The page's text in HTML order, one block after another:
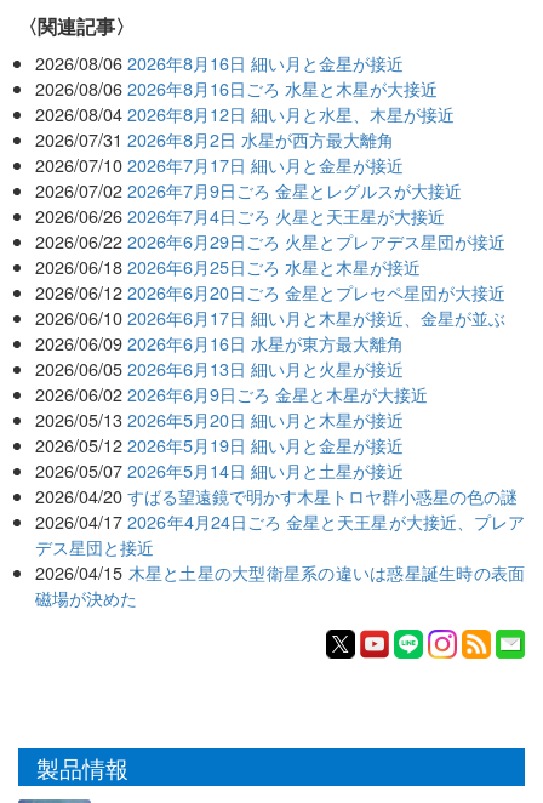
関連記事
2026/08/06 2026年8月16日 細い月と金星が接近
2026/08/06 2026年8月16日ごろ 水星と木星が大接近
2026/08/04 2026年8月12日 細い月と水星、木星が接近
2026/07/31 2026年8月2日 水星が西方最大離角
2026/07/10 2026年7月17日 細い月と金星が接近
2026/07/02 2026年7月9日ごろ 金星とレグルスが大接近
2026/06/26 2026年7月4日ごろ 火星と天王星が大接近
2026/06/22 2026年6月29日ごろ 火星とプレアデス星団が接近
2026/06/18 2026年6月25日ごろ 水星と木星が接近
2026/06/12 2026年6月20日ごろ 金星とプレセペ星団が大接近
2026/06/10 2026年6月17日 細い月と木星が接近、金星が並ぶ
2026/06/09 2026年6月16日 水星が東方最大離角
2026/06/05 2026年6月13日 細い月と火星が接近
2026/06/02 2026年6月9日ごろ 金星と木星が大接近
2026/05/13 2026年5月20日 細い月と木星が接近
2026/05/12 2026年5月19日 細い月と金星が接近
2026/05/07 2026年5月14日 細い月と土星が接近
2026/04/20 すばる望遠鏡で明かす木星トロヤ群小惑星の色の謎
2026/04/17 2026年4月24日ごろ 金星と天王星が大接近、プレア
デス星団と接近
2026/04/15 木星と土星の大型衛星系の違いは惑星誕生時の表面
磁場が決めた
製品情報